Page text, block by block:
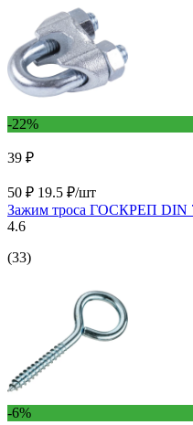
-22%
39 ₽
50 ₽ 19.5 ₽/шт
Зажим троса ГОСКРЕП DIN
4.6
(33)
-6%